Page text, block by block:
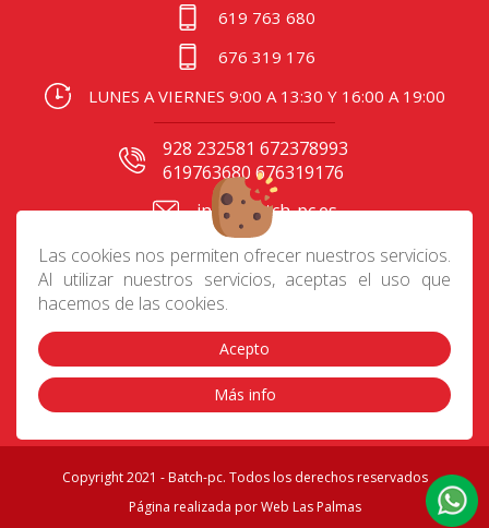
Las cookies nos permiten ofrecer nuestros servicios.
Al utilizar nuestros servicios, aceptas el uso que
hacemos de las cookies.
Acepto
Más info
619 763 680
676 319 176
LUNES A VIERNES 9:00 A 13:30 Y 16:00 A 19:00
928 232581 672378993
619763680 676319176
info@batch-pc.es
C/ Gral. Mas de Gaminde
24 35006, Las Palmas
Contacto Aviso Legal|Política de privacidad
|
Preguntas frecuentes|Envíos|Devoluciones|
Condiciones de compra
Copyright 2021 - Batch-pc. Todos los derechos reservados
Página realizada porWeb Las Palmas